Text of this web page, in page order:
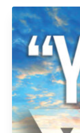
on
useampi
muunnelma.
Voit
tehdä
valinnat
tuotteen
sivulla.